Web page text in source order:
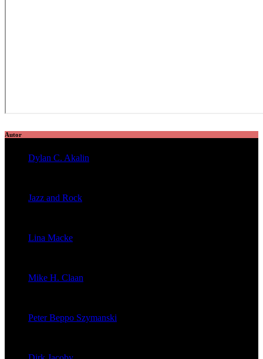
Autor
Dylan C. Akalin
Jazz and Rock
Lina Macke
Mike H. Claan
Peter Beppo Szymanski